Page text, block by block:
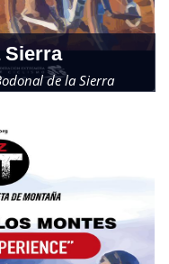
Sierra
de la Sierra